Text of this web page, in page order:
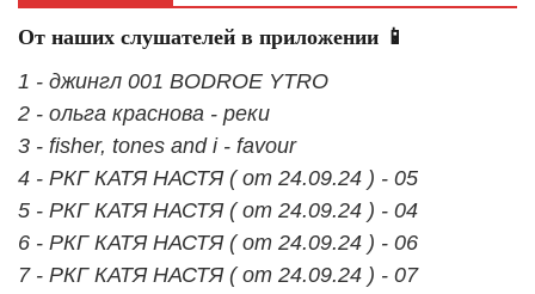
От наших слушателей в приложении 📱
1 - джингл 001 BODROE YTRO
2 - ольга краснова - реки
3 - fisher, tones and i - favour
4 - РКГ КАТЯ НАСТЯ ( от 24.09.24 ) - 05
5 - РКГ КАТЯ НАСТЯ ( от 24.09.24 ) - 04
6 - РКГ КАТЯ НАСТЯ ( от 24.09.24 ) - 06
7 - РКГ КАТЯ НАСТЯ ( от 24.09.24 ) - 07